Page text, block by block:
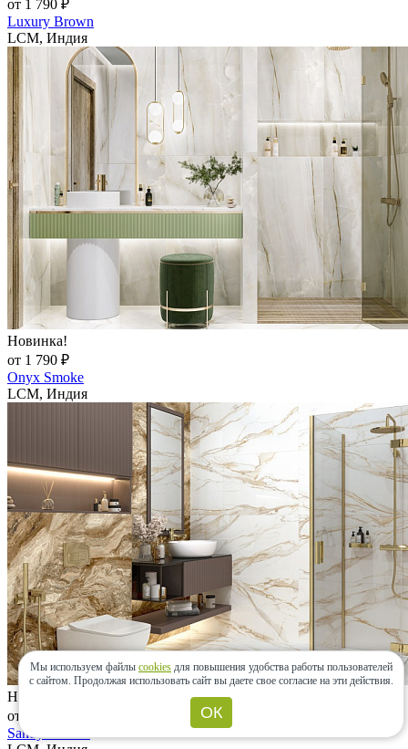
от 1 790 ₽
Luxury Brown
LCM, Индия
Новинка!
от 1 790 ₽
Onyx Smoke
LCM, Индия
Новинка!
от 2 291 ₽
Sandy Carrara
Мы используем файлы cookies для повышения удобства работы пользователей
с сайтом. Продолжая использовать сайт вы даете свое согласие на эти действия.
ОК